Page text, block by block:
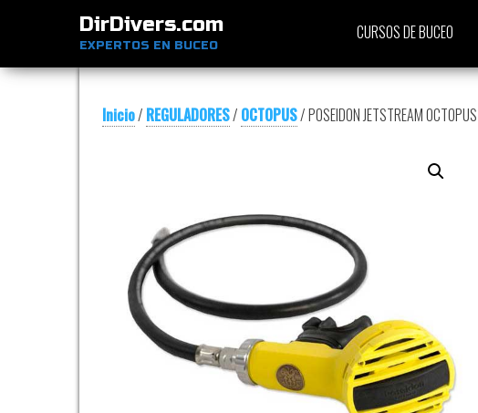
DirDivers.com
EXPERTOS EN BUCEO
CURSOS DE BUCEO
Inicio/ REGULADORES/ OCTOPUS/ POSEIDON JETSTREAM OCTOPUS